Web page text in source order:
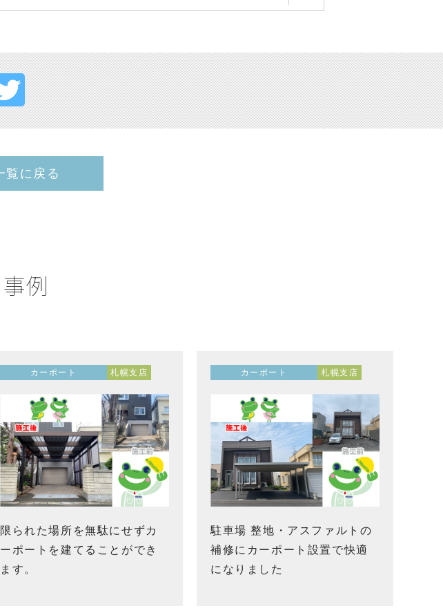
覧に戻る
例
カーポート 札幌支店
限られた場所を無駄にせずカ
ーポートを建てることができ
ます。
カーポート 札幌支店
駐車場 整地・アスファルトの
補修にカーポート設置で快適
になりました